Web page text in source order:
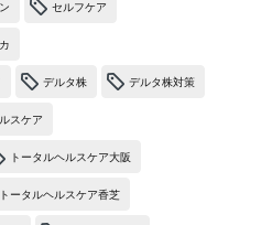
セルフケア
デルタ株 デルタ株対策
スケア
トータルヘルスケア大阪
トータルヘルスケア香芝